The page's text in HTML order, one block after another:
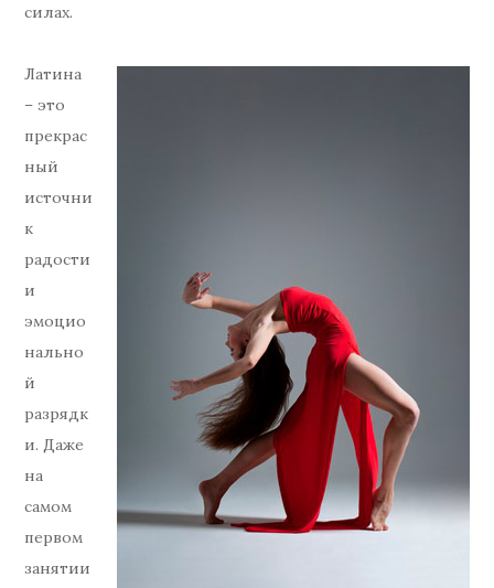
силах.
Латина
– это
прекрас
ный
источни
к
радости
и
эмоцио
нально
й
разрядк
и. Даже
на
самом
первом
занятии